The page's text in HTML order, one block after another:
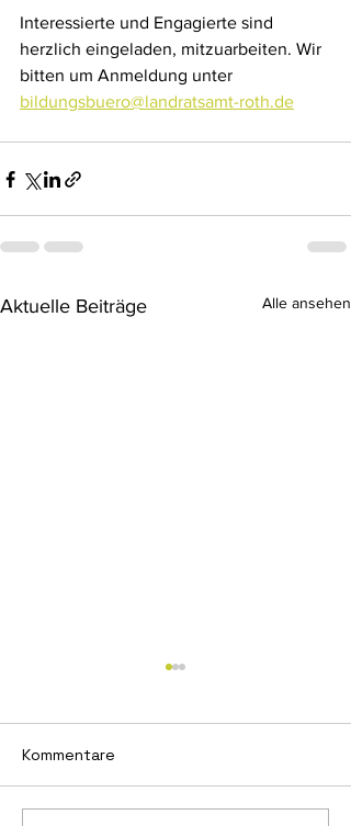
Interessierte und Engagierte sind
herzlich eingeladen, mitzuarbeiten. Wir
bitten um Anmeldung unter
bildungsbuero@landratsamt-roth.de
Aktuelle Beiträge Alle ansehen
Kommentare